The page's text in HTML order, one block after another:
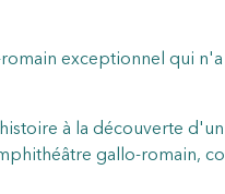
exceptionnel qui n'a
à la découverte
gallo-romain,